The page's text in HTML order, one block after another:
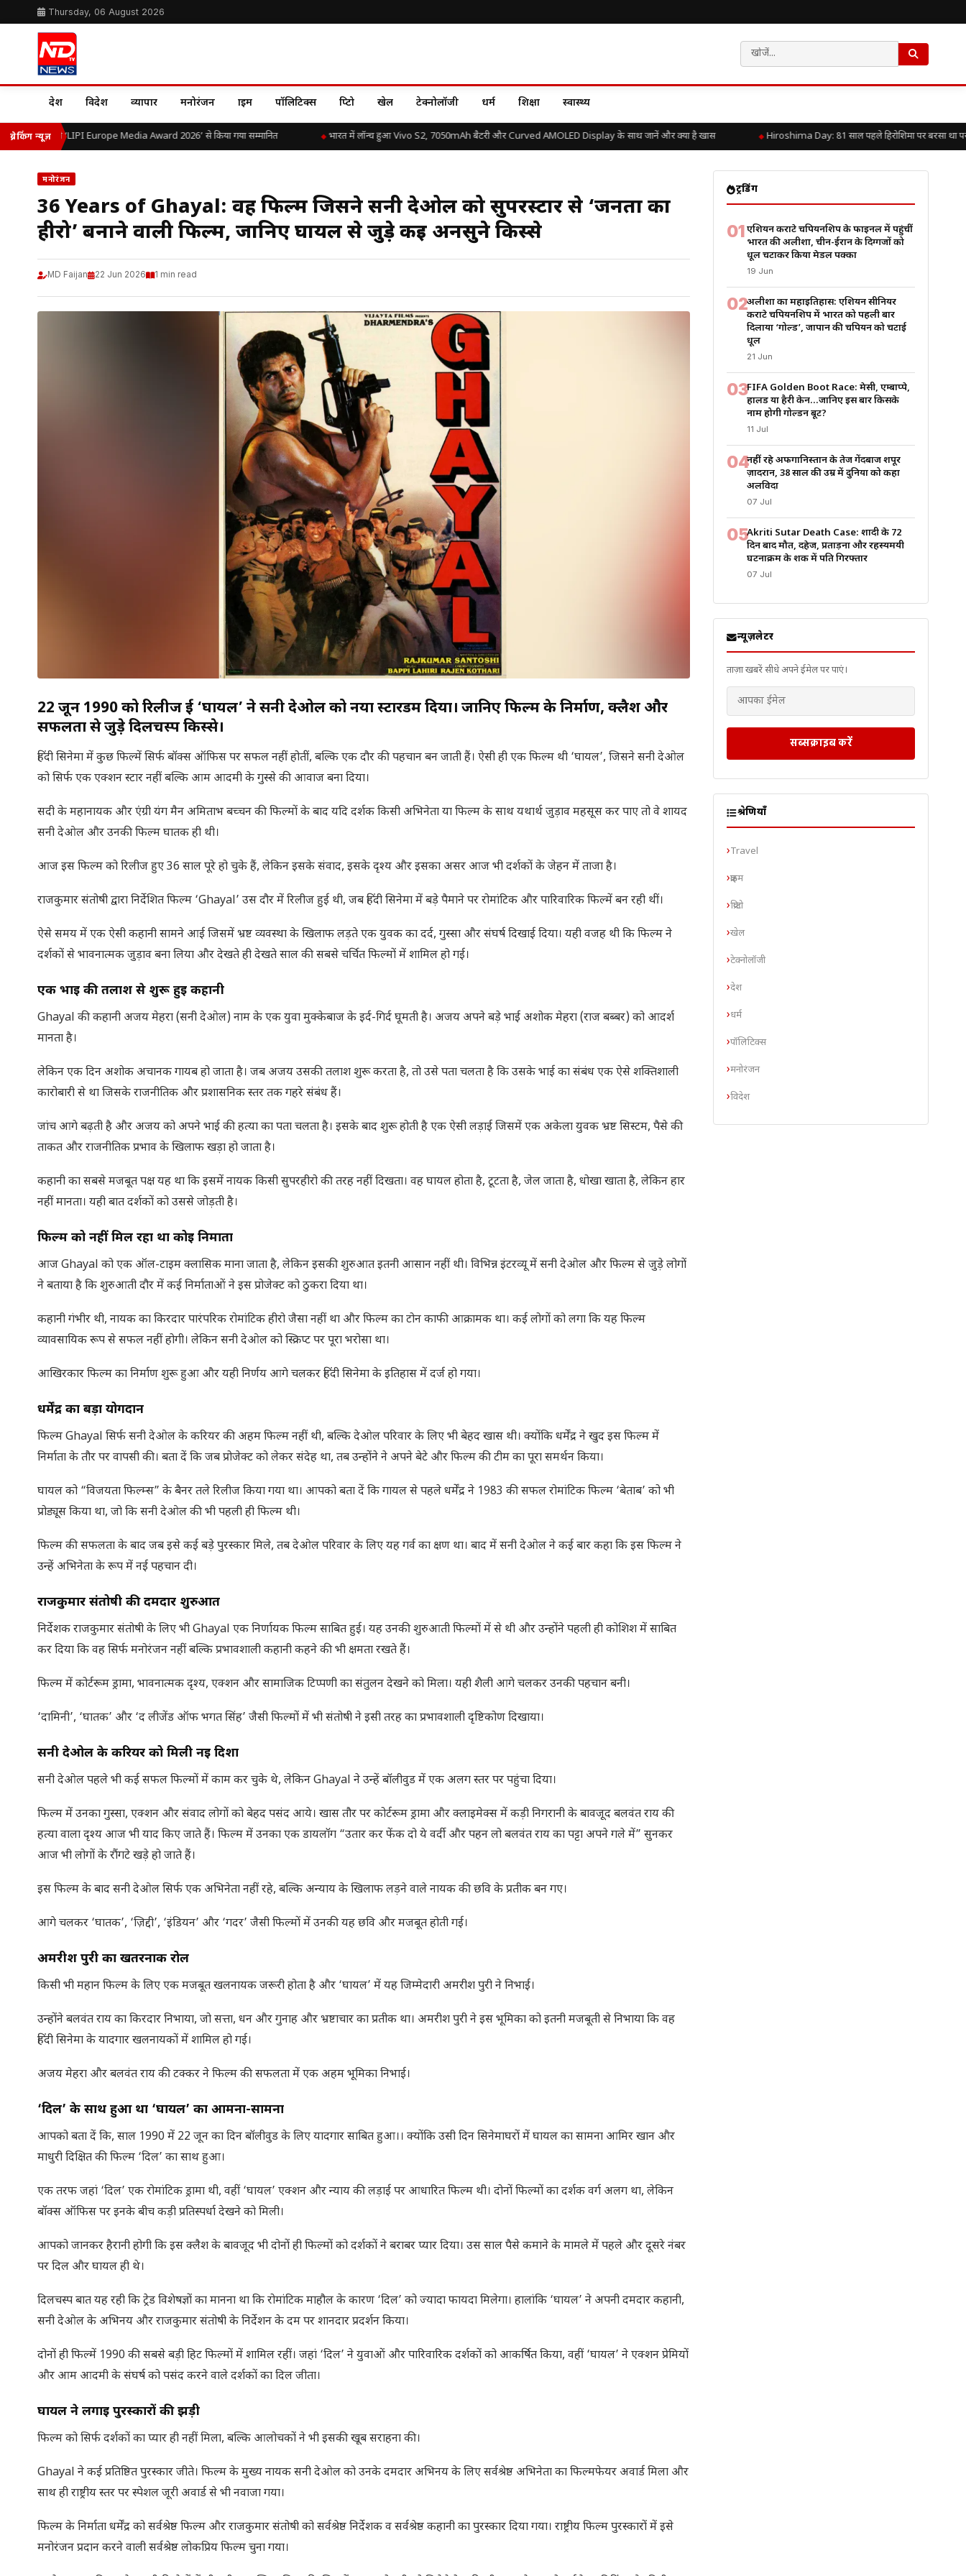
Thursday, 06 August 2026
देश विदेश व्यापार मनोरंजन क्राइम पॉलिटिक्स क्रिप्टो खेल टेक्नोलॉजी धर्म शिक्षा स्वास्थ्य
ब्रेकिंग न्यूज़
यादव को ‘LIPI Europe Media Award 2026’ से किया गया सम्मानित भारत में लॉन्च हुआ Vivo S2, 7050mAh बैटरी और Curved AMOLED Display के साथ जानें और क्या है खास Hiroshima Day: 81 साल पहले हिरोशिमा पर बरसा था
मनोरंजन
36 Years of Ghayal: वह फिल्म जिसने सनी देओल को सुपरस्टार से ‘जनता का
हीरो’ बनाने वाली फिल्म, जानिए घायल से जुड़े कई अनसुने किस्से
MD Faijan 22 Jun 2026 1 min read
22 जून 1990 को रिलीज हुई ‘घायल’ ने सनी देओल को नया स्टारडम दिया। जानिए फिल्म के निर्माण, क्लैश और
सफलता से जुड़े दिलचस्प किस्से।
हिंदी सिनेमा में कुछ फिल्में सिर्फ बॉक्स ऑफिस पर सफल नहीं होतीं, बल्कि एक दौर की पहचान बन जाती हैं। ऐसी ही एक फिल्म थी ‘घायल’, जिसने सनी देओल
को सिर्फ एक एक्शन स्टार नहीं बल्कि आम आदमी के गुस्से की आवाज बना दिया।
सदी के महानायक और एंग्री यंग मैन अमिताभ बच्चन की फिल्मों के बाद यदि दर्शक किसी अभिनेता या फिल्म के साथ यथार्थ जुड़ाव महसूस कर पाए तो वे शायद
सनी देओल और उनकी फिल्म घातक ही थी।
आज इस फिल्म को रिलीज हुए 36 साल पूरे हो चुके हैं, लेकिन इसके संवाद, इसके दृश्य और इसका असर आज भी दर्शकों के जेहन में ताजा है।
राजकुमार संतोषी द्वारा निर्देशित फिल्म ‘Ghayal’ उस दौर में रिलीज हुई थी, जब हिंदी सिनेमा में बड़े पैमाने पर रोमांटिक और पारिवारिक फिल्में बन रही थीं।
ऐसे समय में एक ऐसी कहानी सामने आई जिसमें भ्रष्ट व्यवस्था के खिलाफ लड़ते एक युवक का दर्द, गुस्सा और संघर्ष दिखाई दिया। यही वजह थी कि फिल्म ने
दर्शकों से भावनात्मक जुड़ाव बना लिया और देखते ही देखते साल की सबसे चर्चित फिल्मों में शामिल हो गई।
एक भाई की तलाश से शुरू हुई कहानी
Ghayal की कहानी अजय मेहरा (सनी देओल) नाम के एक युवा मुक्केबाज के इर्द-गिर्द घूमती है। अजय अपने बड़े भाई अशोक मेहरा (राज बब्बर) को आदर्श
मानता है।
लेकिन एक दिन अशोक अचानक गायब हो जाता है। जब अजय उसकी तलाश शुरू करता है, तो उसे पता चलता है कि उसके भाई का संबंध एक ऐसे शक्तिशाली
कारोबारी से था जिसके राजनीतिक और प्रशासनिक स्तर तक गहरे संबंध हैं।
जांच आगे बढ़ती है और अजय को अपने भाई की हत्या का पता चलता है। इसके बाद शुरू होती है एक ऐसी लड़ाई जिसमें एक अकेला युवक भ्रष्ट सिस्टम, पैसे की
ताकत और राजनीतिक प्रभाव के खिलाफ खड़ा हो जाता है।
कहानी का सबसे मजबूत पक्ष यह था कि इसमें नायक किसी सुपरहीरो की तरह नहीं दिखता। वह घायल होता है, टूटता है, जेल जाता है, धोखा खाता है, लेकिन हार
नहीं मानता। यही बात दर्शकों को उससे जोड़ती है।
फिल्म को नहीं मिल रहा था कोई निर्माता
आज Ghayal को एक ऑल-टाइम क्लासिक माना जाता है, लेकिन इसकी शुरुआत इतनी आसान नहीं थी। विभिन्न इंटरव्यू में सनी देओल और फिल्म से जुड़े लोगों
ने बताया है कि शुरुआती दौर में कई निर्माताओं ने इस प्रोजेक्ट को ठुकरा दिया था।
कहानी गंभीर थी, नायक का किरदार पारंपरिक रोमांटिक हीरो जैसा नहीं था और फिल्म का टोन काफी आक्रामक था। कई लोगों को लगा कि यह फिल्म
व्यावसायिक रूप से सफल नहीं होगी। लेकिन सनी देओल को स्क्रिप्ट पर पूरा भरोसा था।
आखिरकार फिल्म का निर्माण शुरू हुआ और यही निर्णय आगे चलकर हिंदी सिनेमा के इतिहास में दर्ज हो गया।
धर्मेंद्र का बड़ा योगदान
फिल्म Ghayal सिर्फ सनी देओल के करियर की अहम फिल्म नहीं थी, बल्कि देओल परिवार के लिए भी बेहद खास थी। क्योंकि धर्मेंद्र ने खुद इस फिल्म में
निर्माता के तौर पर वापसी की। बता दें कि जब प्रोजेक्ट को लेकर संदेह था, तब उन्होंने ने अपने बेटे और फिल्म की टीम का पूरा समर्थन किया।
घायल को “विजयता फिल्म्स” के बैनर तले रिलीज किया गया था। आपको बता दें कि गायल से पहले धर्मेंद्र ने 1983 की सफल रोमांटिक फिल्म ‘बेताब’ को भी
प्रोड्यूस किया था, जो कि सनी देओल की भी पहली ही फिल्म थी।
फिल्म की सफलता के बाद जब इसे कई बड़े पुरस्कार मिले, तब देओल परिवार के लिए यह गर्व का क्षण था। बाद में सनी देओल ने कई बार कहा कि इस फिल्म ने
उन्हें अभिनेता के रूप में नई पहचान दी।
राजकुमार संतोषी की दमदार शुरुआत
निर्देशक राजकुमार संतोषी के लिए भी Ghayal एक निर्णायक फिल्म साबित हुई। यह उनकी शुरुआती फिल्मों में से थी और उन्होंने पहली ही कोशिश में साबित
कर दिया कि वह सिर्फ मनोरंजन नहीं बल्कि प्रभावशाली कहानी कहने की भी क्षमता रखते हैं।
फिल्म में कोर्टरूम ड्रामा, भावनात्मक दृश्य, एक्शन और सामाजिक टिप्पणी का संतुलन देखने को मिला। यही शैली आगे चलकर उनकी पहचान बनी।
‘दामिनी’, ‘घातक’ और ‘द लीजेंड ऑफ भगत सिंह’ जैसी फिल्मों में भी संतोषी ने इसी तरह का प्रभावशाली दृष्टिकोण दिखाया।
सनी देओल के करियर को मिली नई दिशा
सनी देओल पहले भी कई सफल फिल्मों में काम कर चुके थे, लेकिन Ghayal ने उन्हें बॉलीवुड में एक अलग स्तर पर पहुंचा दिया।
फिल्म में उनका गुस्सा, एक्शन और संवाद लोगों को बेहद पसंद आये। खास तौर पर कोर्टरूम ड्रामा और क्लाइमेक्स में कड़ी निगरानी के बावजूद बलवंत राय की
हत्या वाला दृश्य आज भी याद किए जाते हैं। फिल्म में उनका एक डायलॉग “उतार कर फेंक दो ये वर्दी और पहन लो बलवंत राय का पट्टा अपने गले में” सुनकर
आज भी लोगों के रौंगटे खड़े हो जाते हैं।
इस फिल्म के बाद सनी देओल सिर्फ एक अभिनेता नहीं रहे, बल्कि अन्याय के खिलाफ लड़ने वाले नायक की छवि के प्रतीक बन गए।
आगे चलकर ‘घातक’, ‘ज़िद्दी’, ‘इंडियन’ और ‘गदर’ जैसी फिल्मों में उनकी यह छवि और मजबूत होती गई।
अमरीश पुरी का खतरनाक रोल
किसी भी महान फिल्म के लिए एक मजबूत खलनायक जरूरी होता है और ‘घायल’ में यह जिम्मेदारी अमरीश पुरी ने निभाई।
उन्होंने बलवंत राय का किरदार निभाया, जो सत्ता, धन और गुनाह और भ्रष्टाचार का प्रतीक था। अमरीश पुरी ने इस भूमिका को इतनी मजबूती से निभाया कि वह
हिंदी सिनेमा के यादगार खलनायकों में शामिल हो गई।
अजय मेहरा और बलवंत राय की टक्कर ने फिल्म की सफलता में एक अहम भूमिका निभाई।
‘दिल’ के साथ हुआ था ‘घायल’ का आमना-सामना
आपको बता दें कि, साल 1990 में 22 जून का दिन बॉलीवुड के लिए यादगार साबित हुआ।। क्योंकि उसी दिन सिनेमाघरों में घायल का सामना आमिर खान और
माधुरी दिक्षित की फिल्म ‘दिल’ का साथ हुआ।
एक तरफ जहां ‘दिल’ एक रोमांटिक ड्रामा थी, वहीं ‘घायल’ एक्शन और न्याय की लड़ाई पर आधारित फिल्म थी। दोनों फिल्मों का दर्शक वर्ग अलग था, लेकिन
बॉक्स ऑफिस पर इनके बीच कड़ी प्रतिस्पर्धा देखने को मिली।
आपको जानकर हैरानी होगी कि इस क्लैश के बावजूद भी दोनों ही फिल्मों को दर्शकों ने बराबर प्यार दिया। उस साल पैसे कमाने के मामले में पहले और दूसरे नंबर
पर दिल और घायल ही थे।
दिलचस्प बात यह रही कि ट्रेड विशेषज्ञों का मानना था कि रोमांटिक माहौल के कारण ‘दिल’ को ज्यादा फायदा मिलेगा। हालांकि ‘घायल’ ने अपनी दमदार कहानी,
सनी देओल के अभिनय और राजकुमार संतोषी के निर्देशन के दम पर शानदार प्रदर्शन किया।
दोनों ही फिल्में 1990 की सबसे बड़ी हिट फिल्मों में शामिल रहीं। जहां ‘दिल’ ने युवाओं और पारिवारिक दर्शकों को आकर्षित किया, वहीं ‘घायल’ ने एक्शन प्रेमियों
और आम आदमी के संघर्ष को पसंद करने वाले दर्शकों का दिल जीता।
घायल ने लगाई पुरस्कारों की झड़ी
फिल्म को सिर्फ दर्शकों का प्यार ही नहीं मिला, बल्कि आलोचकों ने भी इसकी खूब सराहना की।
Ghayal ने कई प्रतिष्ठित पुरस्कार जीते। फिल्म के मुख्य नायक सनी देओल को उनके दमदार अभिनय के लिए सर्वश्रेष्ठ अभिनेता का फिल्मफेयर अवार्ड मिला और
साथ ही राष्ट्रीय स्तर पर स्पेशल जूरी अवार्ड से भी नवाजा गया।
फिल्म के निर्माता धर्मेंद्र को सर्वश्रेष्ठ फिल्म और राजकुमार संतोषी को सर्वश्रेष्ठ निर्देशक व सर्वश्रेष्ठ कहानी का पुरस्कार दिया गया। राष्ट्रीय फिल्म पुरस्कारों में इसे
मनोरंजन प्रदान करने वाली सर्वश्रेष्ठ लोकप्रिय फिल्म चुना गया।
ट्रेंडिंग
01एशियन कराटे चैंपियनशिप के फाइनल में पहुंचीं
भारत की अलीशा, चीन-ईरान के दिग्गजों को
धूल चटाकर किया मेडल पक्का
19 Jun
02अलीशा का महाइतिहास: एशियन सीनियर
कराटे चैंपियनशिप में भारत को पहली बार
दिलाया ‘गोल्ड’, जापान की चैंपियन को चटाई
धूल
21 Jun
03FIFA Golden Boot Race: मेसी, एम्बाप्पे,
हालैंड या हैरी केन…जानिए इस बार किसके
नाम होगी गोल्डन बूट?
11 Jul
04नहीं रहे अफगानिस्तान के तेज गेंदबाज शपूर
ज़ादरान, 38 साल की उम्र में दुनिया को कहा
अलविदा
07 Jul
05Akriti Sutar Death Case: शादी के 72
दिन बाद मौत, दहेज, प्रताड़ना और रहस्यमयी
घटनाक्रम के शक में पति गिरफ्तार
07 Jul
न्यूज़लेटर
ताज़ा खबरें सीधे अपने ईमेल पर पाएं।
सब्सक्राइब करें
श्रेणियाँ
Travel
क्राइम
क्रिप्टो
खेल
टेक्नोलॉजी
देश
धर्म
पॉलिटिक्स
मनोरंजन
विदेश